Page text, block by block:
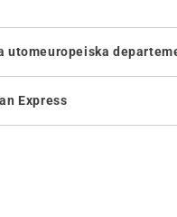
utomeuropeiska
Express